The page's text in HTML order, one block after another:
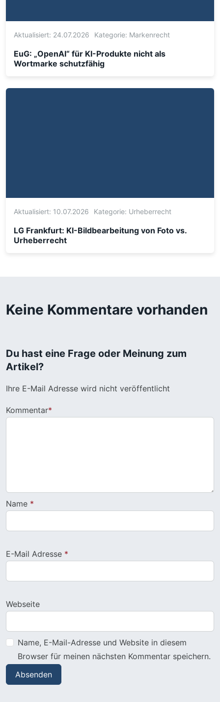
Aktualisiert: 24.07.2026 Kategorie: Markenrecht
EuG: „OpenAI“ für KI-Produkte nicht als
Wortmarke schutzfähig
Aktualisiert: 10.07.2026 Kategorie: Urheberrecht
LG Frankfurt: KI-Bildbearbeitung von Foto vs.
Urheberrecht
Keine Kommentare vorhanden
Du hast eine Frage oder Meinung zum
Artikel?
Ihre E-Mail Adresse wird nicht veröffentlicht
Kommentar*
Name *
E-Mail Adresse *
Webseite
Name, E-Mail-Adresse und Website in diesem
Browser für meinen nächsten Kommentar speichern.